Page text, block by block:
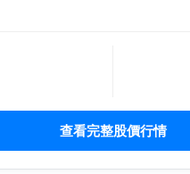
查看完整股價行情